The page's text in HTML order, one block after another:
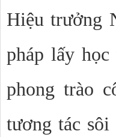
Hiệu trưởng
pháp lấy
phong trào
tương tác